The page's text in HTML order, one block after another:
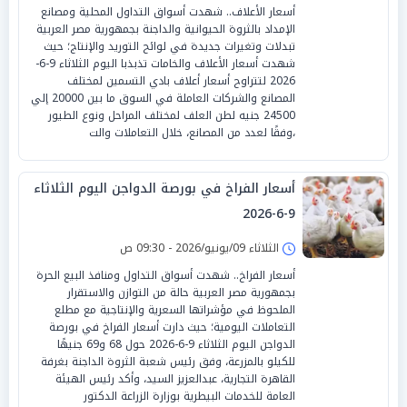
أسعار الأعلاف.. شهدت أسواق التداول المحلية ومصانع
الإمداد بالثروة الحيوانية والداجنة بجمهورية مصر العربية
تبدلات وتغيرات جديدة في لوائح التوريد والإنتاج؛ حيث
شهدت أسعار الأعلاف والخامات تذبذبا اليوم الثلاثاء 9-6-
2026 لتتراوح أسعار أعلاف بادي التسمين لمختلف
المصانع والشركات العاملة في السوق ما بين 20000 إلي
24500 جنيه لطن العلف لمختلف المراحل ونوع الطيور
،وفقًا لعدد من المصانع، خلال التعاملات والت
أسعار الفراخ في بورصة الدواجن اليوم الثلاثاء
9-6-2026
الثلاثاء 09/يونيو/2026 - 09:30 ص
أسعار الفراخ.. شهدت أسواق التداول ومنافذ البيع الحرة
بجمهورية مصر العربية حالة من التوازن والاستقرار
الملحوظ في مؤشراتها السعرية والإنتاجية مع مطلع
التعاملات اليومية؛ حيث دارت أسعار الفراخ في بورصة
الدواجن اليوم الثلاثاء 9-6-2026 حول 68 و69 جنيهًا
للكيلو بالمزرعة، وفق رئيس شعبة الثروة الداجنة بغرفة
القاهرة التجارية، عبدالعزيز السيد، وأكد رئيس الهيئة
العامة للخدمات البيطرية بوزارة الزراعة الدكتور